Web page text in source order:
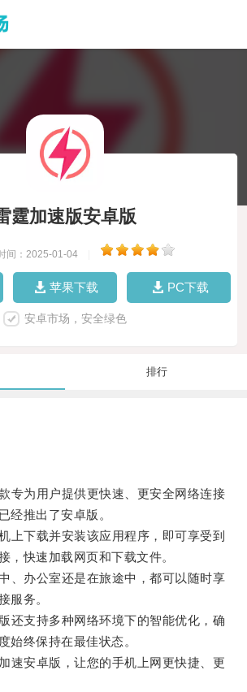
霆加速版安卓版
间：2025-01-04
苹果下载 PC下载
安卓市场，安全绿色
排行
为用户提供更快速、更安全网络连接
经推出了安卓版。
下载并安装该应用程序，即可享受到
，快速加载网页和下载文件。
办公室还是在旅途中，都可以随时享
服务。
支持多种网络环境下的智能优化，确
始终保持在最佳状态。
安卓版，让您的手机上网更快捷、更